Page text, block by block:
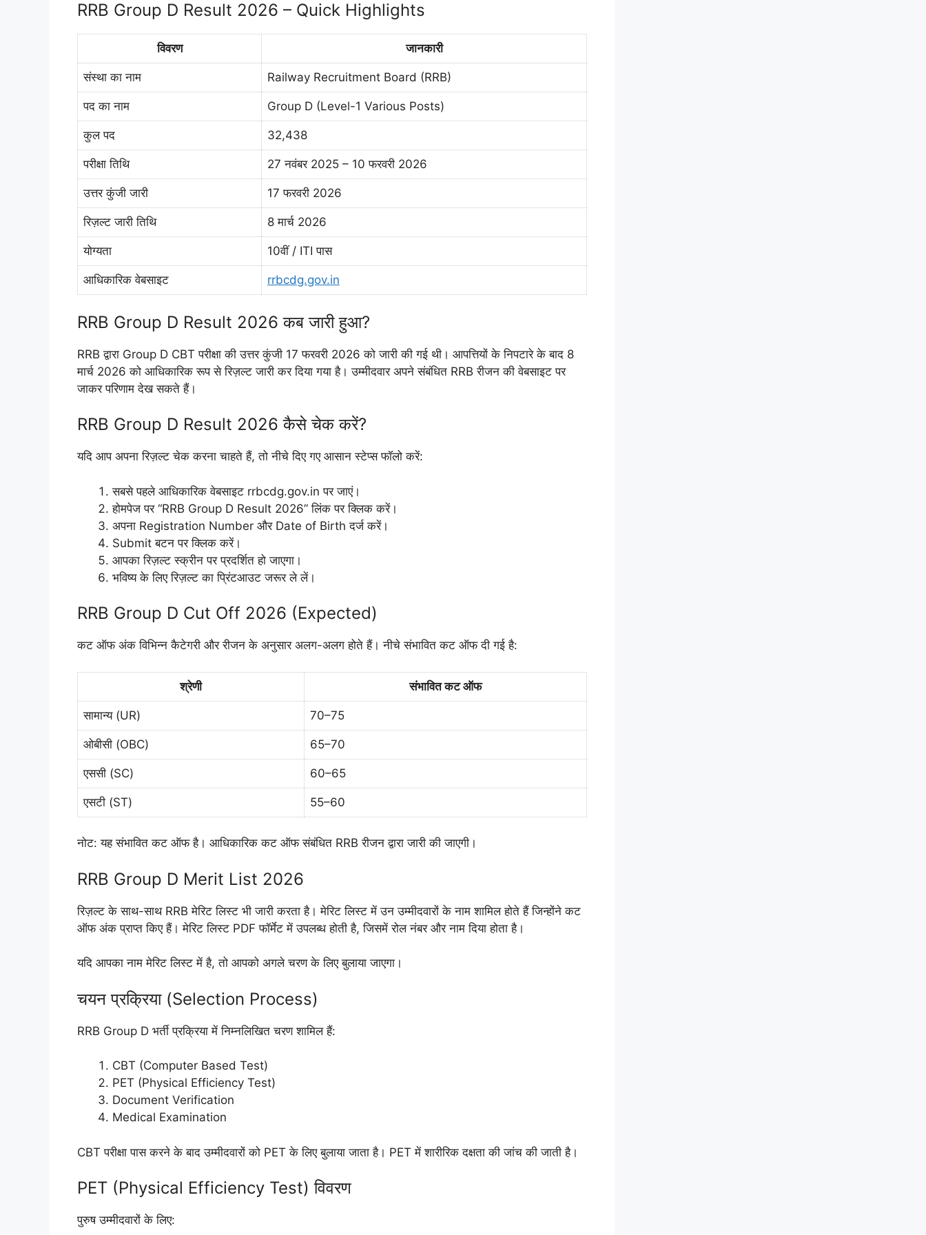
RRB Group D Result 2026 – Quick Highlights
विवरण जानकारी
संस्था का नाम Railway Recruitment Board (RRB)
पद का नाम Group D (Level-1 Various Posts)
कुल पद 32,438
परीक्षा तिथि 27 नवंबर 2025 – 10 फरवरी 2026
उत्तर कुंजी जारी 17 फरवरी 2026
रिज़ल्ट जारी तिथि 8 मार्च 2026
योग्यता 10वीं / ITI पास
आधिकारिक वेबसाइट rrbcdg.gov.in
RRB Group D Result 2026 कब जारी हुआ?
RRB द्वारा Group D CBT परीक्षा की उत्तर कुंजी 17 फरवरी 2026 को जारी की गई थी। आपत्तियों के निपटारे के बाद 8
मार्च 2026 को आधिकारिक रूप से रिज़ल्ट जारी कर दिया गया है। उम्मीदवार अपने संबंधित RRB रीजन की वेबसाइट पर
जाकर परिणाम देख सकते हैं।
RRB Group D Result 2026 कैसे चेक करें?
यदि आप अपना रिज़ल्ट चेक करना चाहते हैं, तो नीचे दिए गए आसान स्टेप्स फॉलो करें:
सबसे पहले आधिकारिक वेबसाइट rrbcdg.gov.in पर जाएं।
होमपेज पर “RRB Group D Result 2026” लिंक पर क्लिक करें।
अपना Registration Number और Date of Birth दर्ज करें।
Submit बटन पर क्लिक करें।
आपका रिज़ल्ट स्क्रीन पर प्रदर्शित हो जाएगा।
भविष्य के लिए रिज़ल्ट का प्रिंटआउट जरूर ले लें।
RRB Group D Cut Off 2026 (Expected)
कट ऑफ अंक विभिन्न कैटेगरी और रीजन के अनुसार अलग-अलग होते हैं। नीचे संभावित कट ऑफ दी गई है:
श्रेणी संभावित कट ऑफ
सामान्य (UR) 70–75
ओबीसी (OBC) 65–70
एससी (SC) 60–65
एसटी (ST) 55–60
नोट: यह संभावित कट ऑफ है। आधिकारिक कट ऑफ संबंधित RRB रीजन द्वारा जारी की जाएगी।
RRB Group D Merit List 2026
रिज़ल्ट के साथ-साथ RRB मेरिट लिस्ट भी जारी करता है। मेरिट लिस्ट में उन उम्मीदवारों के नाम शामिल होते हैं जिन्होंने कट
ऑफ अंक प्राप्त किए हैं। मेरिट लिस्ट PDF फॉर्मेट में उपलब्ध होती है, जिसमें रोल नंबर और नाम दिया होता है।
यदि आपका नाम मेरिट लिस्ट में है, तो आपको अगले चरण के लिए बुलाया जाएगा।
चयन प्रक्रिया (Selection Process)
RRB Group D भर्ती प्रक्रिया में निम्नलिखित चरण शामिल हैं:
CBT (Computer Based Test)
PET (Physical Efficiency Test)
Document Verification
Medical Examination
CBT परीक्षा पास करने के बाद उम्मीदवारों को PET के लिए बुलाया जाता है। PET में शारीरिक दक्षता की जांच की जाती है।
PET (Physical Efficiency Test) विवरण
पुरुष उम्मीदवारों के लिए: